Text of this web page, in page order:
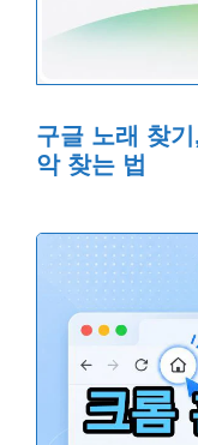
구글 노래 찾
악 찾는 법